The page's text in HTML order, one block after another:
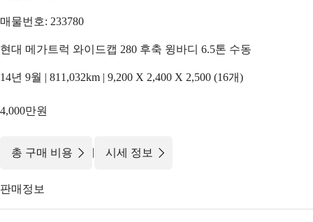
매물번호: 233780
현대 메가트럭 와이드캡 280 후축 윙바디 6.5톤 수동
14년 9월 | 811,032km | 9,200 X 2,400 X 2,500 (16개)
4,000만원
총 구매 비용 | 시세 정보
판매정보